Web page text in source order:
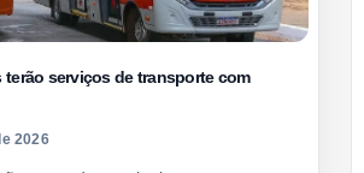
terão serviços de transporte com
2026